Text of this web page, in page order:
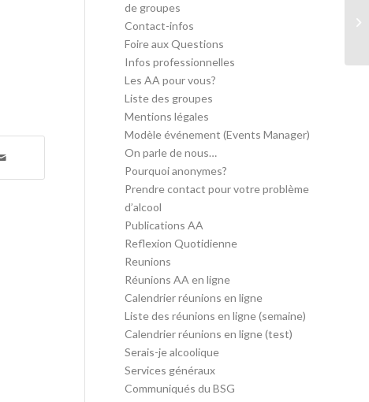
de groupes
Contact-infos
Foire aux Questions
Infos professionnelles
Les AA pour vous?
Liste des groupes
Mentions légales
Modèle événement (Events Manager)
On parle de nous…
Pourquoi anonymes?
Prendre contact pour votre problème
d’alcool
Publications AA
Reflexion Quotidienne
Reunions
Réunions AA en ligne
Calendrier réunions en ligne
Liste des réunions en ligne (semaine)
Calendrier réunions en ligne (test)
Serais-je alcoolique
Services généraux
Communiqués du BSG